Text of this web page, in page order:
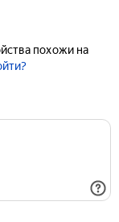
похожи на